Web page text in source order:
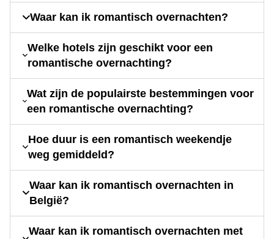
Waar kan ik romantisch overnachten?
Welke hotels zijn geschikt voor een
romantische overnachting?
Wat zijn de populairste bestemmingen voor
een romantische overnachting?
Hoe duur is een romantisch weekendje
weg gemiddeld?
Waar kan ik romantisch overnachten in
België?
Waar kan ik romantisch overnachten met